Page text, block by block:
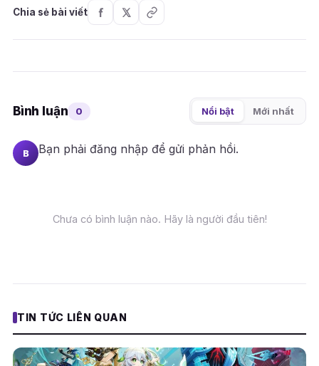
Chia sẻ bài viết
Bình luận 0 Nổi bật Mới nhất
B Bạn phải đăng nhập để gửi phản hồi.
Chưa có bình luận nào. Hãy là người đầu tiên!
TIN TỨC LIÊN QUAN